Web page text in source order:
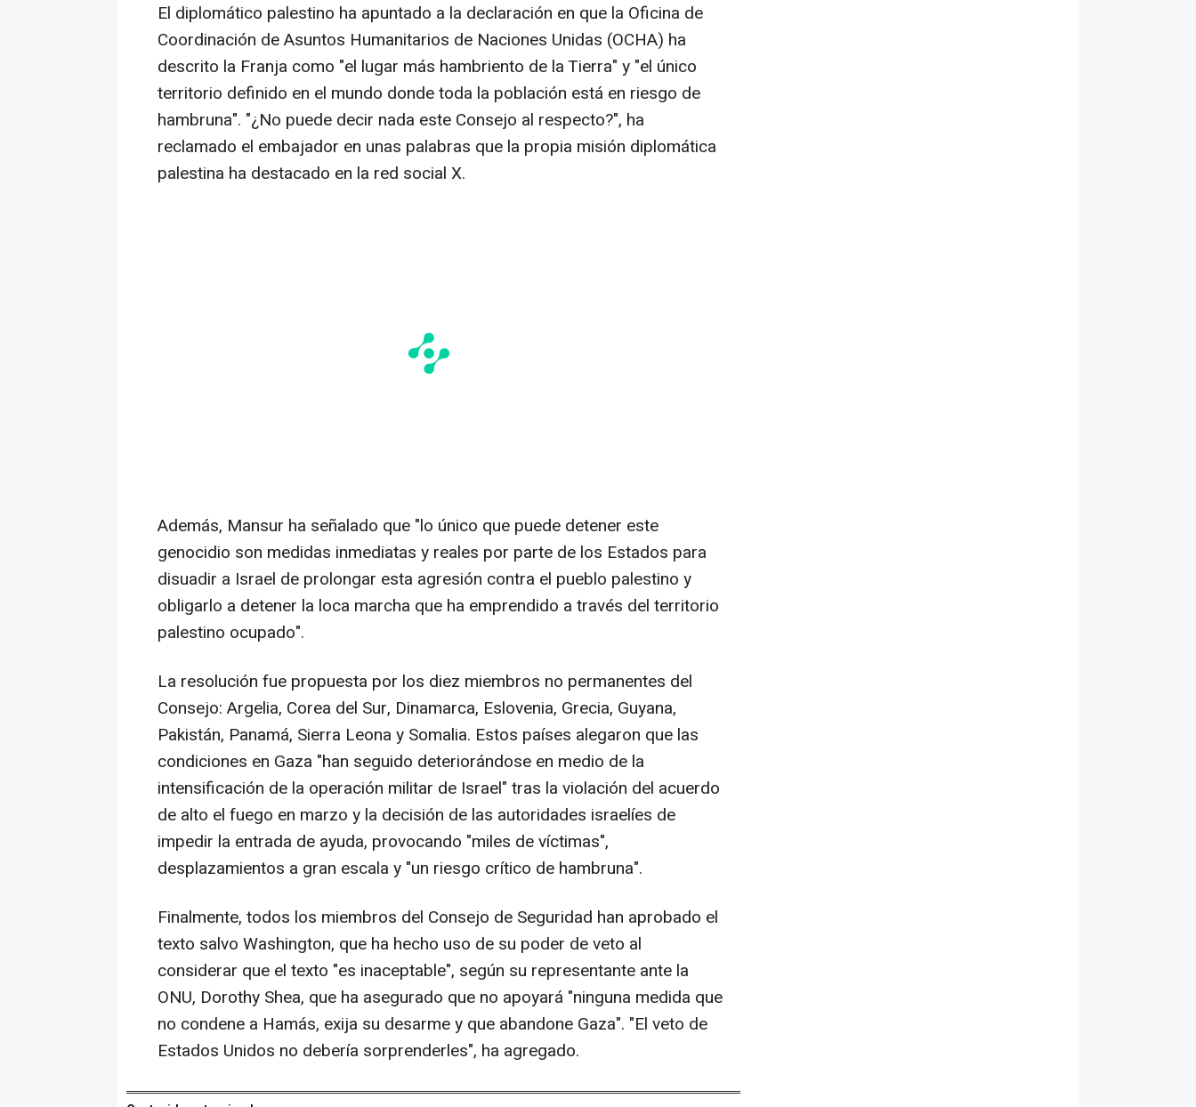
El diplomático palestino ha apuntado a la declaración en que la Oficina de
Coordinación de Asuntos Humanitarios de Naciones Unidas (OCHA) ha
descrito la Franja como "el lugar más hambriento de la Tierra" y "el único
territorio definido en el mundo donde toda la población está en riesgo de
hambruna". "¿No puede decir nada este Consejo al respecto?", ha
reclamado el embajador en unas palabras que la propia misión diplomática
palestina ha destacado en la red social X.
Además, Mansur ha señalado que "lo único que puede detener este
genocidio son medidas inmediatas y reales por parte de los Estados para
disuadir a Israel de prolongar esta agresión contra el pueblo palestino y
obligarlo a detener la loca marcha que ha emprendido a través del territorio
palestino ocupado".
La resolución fue propuesta por los diez miembros no permanentes del
Consejo: Argelia, Corea del Sur, Dinamarca, Eslovenia, Grecia, Guyana,
Pakistán, Panamá, Sierra Leona y Somalia. Estos países alegaron que las
condiciones en Gaza "han seguido deteriorándose en medio de la
intensificación de la operación militar de Israel" tras la violación del acuerdo
de alto el fuego en marzo y la decisión de las autoridades israelíes de
impedir la entrada de ayuda, provocando "miles de víctimas",
desplazamientos a gran escala y "un riesgo crítico de hambruna".
Finalmente, todos los miembros del Consejo de Seguridad han aprobado el
texto salvo Washington, que ha hecho uso de su poder de veto al
considerar que el texto "es inaceptable", según su representante ante la
ONU, Dorothy Shea, que ha asegurado que no apoyará "ninguna medida que
no condene a Hamás, exija su desarme y que abandone Gaza". "El veto de
Estados Unidos no debería sorprenderles", ha agregado.